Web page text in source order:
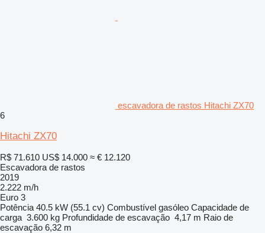
escavadora de rastos Hitachi ZX70
6
Hitachi ZX70
R$ 71.610 US$ 14.000 ≈ € 12.120
Escavadora de rastos
2019
2.222 m/h
Euro 3
Potência 40.5 kW (55.1 cv) Combustível gasóleo Capacidade de
carga 3.600 kg Profundidade de escavação 4,17 m Raio de
escavação 6,32 m